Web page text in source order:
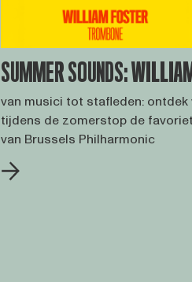
SUMMER SOUNDS: WILLIAM
van musici tot stafleden: ontdek
tijdens de zomerstop de
van Brussels Philharmonic